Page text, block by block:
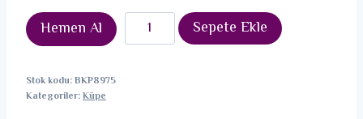
Hemen Al
Pirinç
Gümüş
Sepete Ekle
Stok kodu:BKP8975
Kategoriler:Küpe